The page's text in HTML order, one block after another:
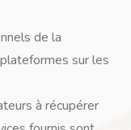
de la
sur les
à récupérer